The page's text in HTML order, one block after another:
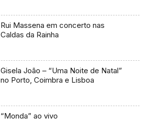
Rui Massena em concerto nas
Caldas da Rainha
Gisela João – “Uma Noite de Natal”
no Porto, Coimbra e Lisboa
“Monda” ao vivo